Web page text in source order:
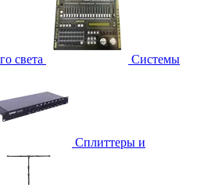
света Системы
Сплиттеры и